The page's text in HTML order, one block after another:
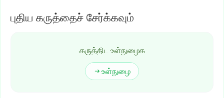
புதிய கருத்தைச் சேர்க்கவும்
கருத்திட உள்நுழைக
உள்நுழை